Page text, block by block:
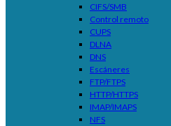
CIFS/SMB
Control remoto
CUPS
DLNA
DNS
Escáneres
FTP/FTPS
HTTP/HTTPS
IMAP/IMAPS
NFS